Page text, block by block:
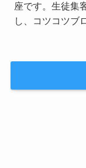
座です。生徒集
し、コツコツブ